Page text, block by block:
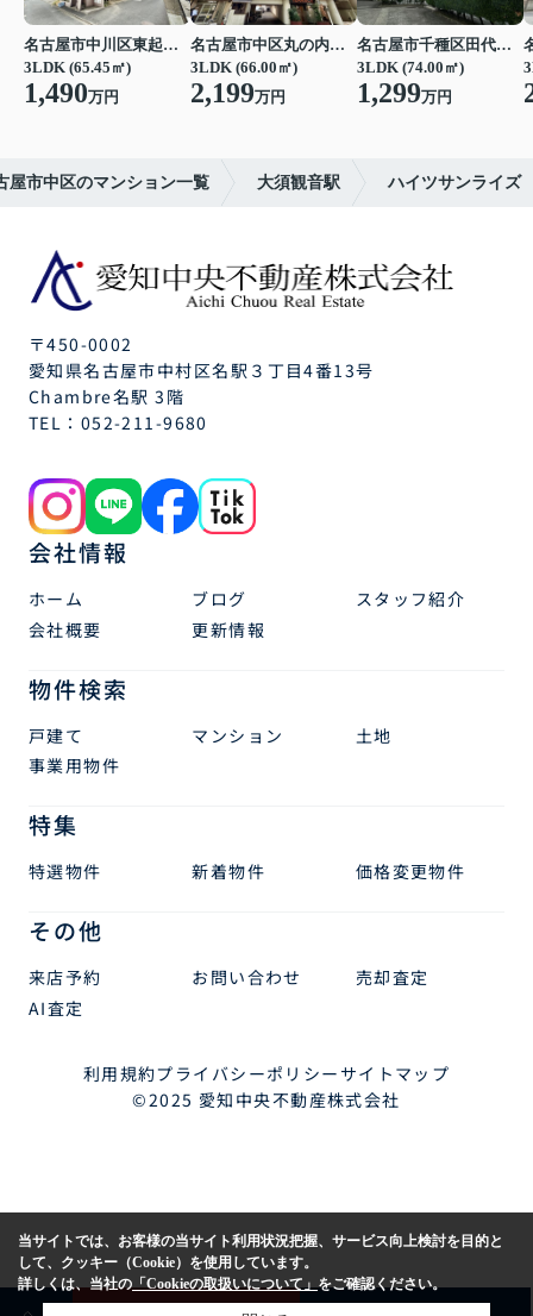
名古屋市中川区東起町２丁目
3LDK (65.45㎡)
1,490万円
名古屋市中区丸の内３丁目
3LDK (66.00㎡)
2,199万円
名古屋市千種区田代町字四観音道西
3LDK (74.00㎡)
1,299万円
屋市中区のマンション一覧 大須観音駅 ハイツサンライズ
〒450-0002
愛知県名古屋市中村区名駅３丁目4番13号
Chambre名駅 3階
TEL： 052-211-9680
会社情報
ホーム ブログ
スタッフ紹介
会社概要
更新情報
物件検索
戸建て マンション
土地
事業用物件
特集
特選物件 新着物件 価格変更物件
その他
来店予約 お問い合わせ
売却査定
AI査定
利用規約プライバシーポリシーサイトマップ
©2025 愛知中央不動産株式会社
当サイトでは、お客様の当サイト利用状況把握、サービス向上検討を目的と
して、クッキー（Cookie）を使用しています。
詳しくは、当社の 「Cookieの取扱いについて」 をご確認ください。